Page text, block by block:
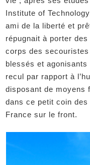
Institute of
ami de la liberté et
répugnait à porter
corps des
blessés et agonisants
recul par rapport à
disposant de moyens
dans ce petit coin
France sur le front.